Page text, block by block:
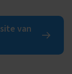
van